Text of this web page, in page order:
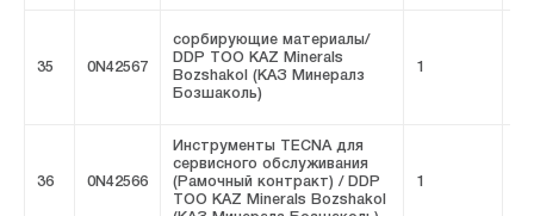
35 0N42567
сорбирующие материалы/
DDP ТОО KAZ Minerals
Bozshakol (КАЗ Минералз
Бозшаколь)
1
36 0N42566
Инструменты TECNA для
сервисного обслуживания
(Рамочный контракт) / DDP
ТОО KAZ Minerals Bozshakol
1